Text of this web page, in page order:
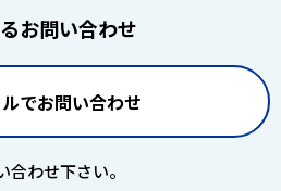
お問い合わせ
でお問い合わせ
わせ下さい。